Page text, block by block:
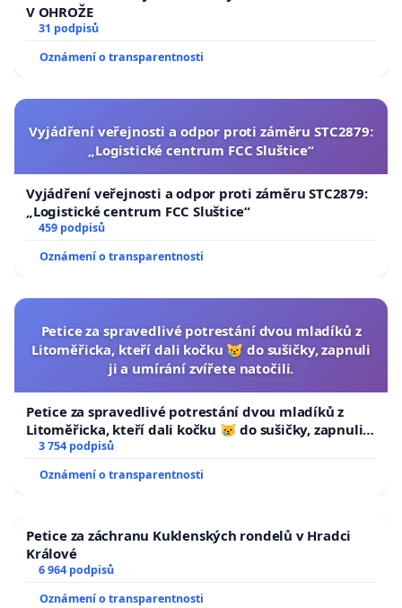
V OHROŽE
31 podpisů
Oznámení o transparentnosti
Vyjádření veřejnosti a odpor proti záměru STC2879:
„Logistické centrum FCC Sluštice“
Vyjádření veřejnosti a odpor proti záměru STC2879:
„Logistické centrum FCC Sluštice“
459 podpisů
Oznámení o transparentnosti
Petice za spravedlivé potrestání dvou mladíků z
Litoměřicka, kteří dali kočku 😿 do sušičky, zapnuli
ji a umírání zvířete natočili.
Petice za spravedlivé potrestání dvou mladíků z
Litoměřicka, kteří dali kočku 😿 do sušičky, zapnuli ji
a umírání zvířete natočili.
3 754 podpisů
Oznámení o transparentnosti
Petice za záchranu Kuklenských rondelů v Hradci
Králové
6 964 podpisů
Oznámení o transparentnosti